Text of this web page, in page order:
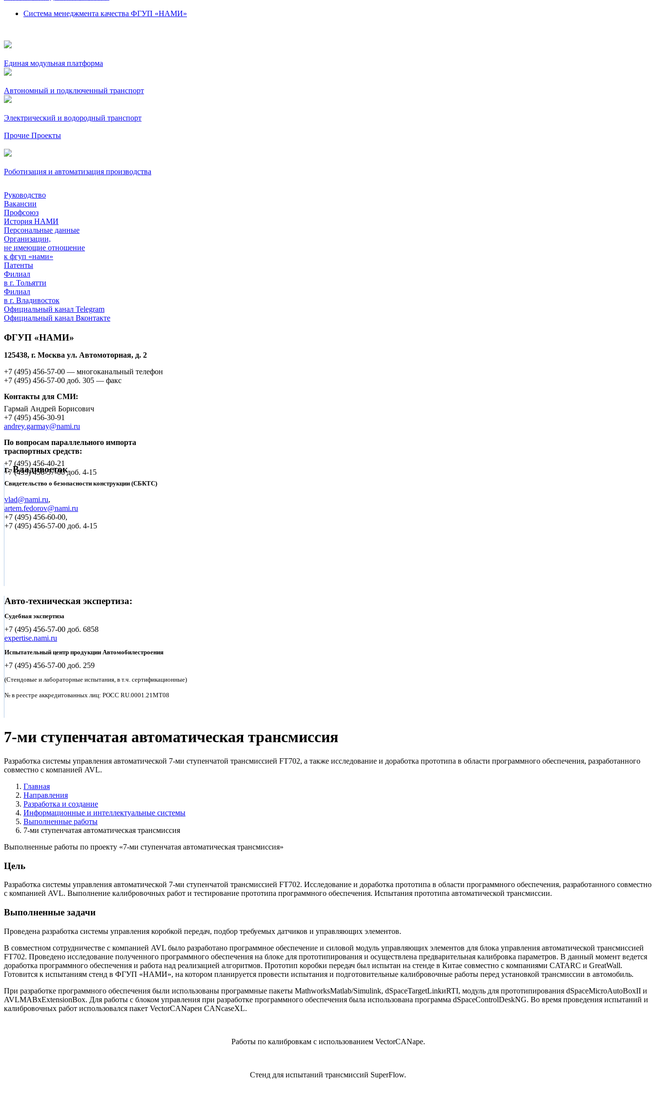
Система менеджмента качества ФГУП «НАМИ»
Единая модульная платформа
Автономный и подключенный транспорт
Электрический и водородный транспорт
Прочие Проекты
Роботизация и автоматизация производства
Руководство
Вакансии
Профсоюз
История НАМИ
Персональные данные
Организации,
не имеющие отношение
к фгуп «нами»
Патенты
Филиал
в г. Тольятти
Филиал
в г. Владивосток
Официальный канал Telegram
Официальный канал Вконтакте
ФГУП «НАМИ»
125438, г. Москва ул. Автомоторная, д. 2
+7 (495) 456-57-00 — многоканальный телефон
+7 (495) 456-57-00 доб. 305 — факс
Контакты для СМИ:
Гармай Андрей Борисович
+7 (495) 456-30-91
andrey.garmay@nami.ru
По вопросам параллельного импорта
траспортных средств:
+7 (495) 456-40-21
+7 (495)456-57-00 доб. 4-15
г. Владивосток
Свидетельство о безопасности конструкции (СБКТС)
vlad@nami.ru,
artem.fedorov@nami.ru
+7 (495) 456-60-00,
+7 (495) 456-57-00 доб. 4-15
Авто-техническая экспертиза:
Судебная экспертиза
+7 (495) 456-57-00 доб. 6858
expertise.nami.ru
Испытательный центр продукции Автомобилестроения
+7 (495) 456-57-00 доб. 259
(Стендовые и лабораторные испытания, в т.ч. сертификационные)
№ в реестре аккредитованных лиц: POCC RU.0001.21MT08
7-ми ступенчатая автоматическая трансмиссия
Разработка системы управления автоматической 7-ми ступенчатой трансмиссией FT702, а также исследование и доработка прототипа в области программного обеспечения, разработанного
совместно с компанией AVL.
Главная
Направления
Разработка и создание
Информационные и интеллектуальные системы
Выполненные работы
7-ми ступенчатая автоматическая трансмиссия
Выполненные работы по проекту «7-ми ступенчатая автоматическая трансмиссия»
Цель
Разработка системы управления автоматической 7-ми ступенчатой трансмиссией FT702. Исследование и доработка прототипа в области программного обеспечения, разработанного совместно
с компанией AVL. Выполнение калибровочных работ и тестирование прототипа программного обеспечения. Испытания прототипа автоматической трансмиссии.
Выполненные задачи
Проведена разработка системы управления коробкой передач, подбор требуемых датчиков и управляющих элементов.
В совместном сотрудничестве с компанией AVL было разработано программное обеспечение и силовой модуль управляющих элементов для блока управления автоматической трансмиссией
FT702. Проведено исследование полученного программного обеспечения на блоке для прототипирования и осуществлена предварительная калибровка параметров. В данный момент ведется
доработка программного обеспечения и работа над реализацией алгоритмов. Прототип коробки передач был испытан на стенде в Китае совместно с компаниями CATARC и GreatWall.
Готовится к испытаниям стенд в ФГУП «НАМИ», на котором планируется провести испытания и подготовительные калибровочные работы перед установкой трансмиссии в автомобиль.
При разработке программного обеспечения были использованы программные пакеты MathworksMatlab/Simulink, dSpaceTargetLinkиRTI, модуль для прототипирования dSpaceMicroAutoBoxII и
AVLMABxExtensionBox. Для работы с блоком управления при разработке программного обеспечения была использована программа dSpaceControlDeskNG. Во время проведения испытаний и
калибровочных работ использовался пакет VectorCANapeи CANcaseXL.
Работы по калибровкам с использованием VectorCANape.
Стенд для испытаний трансмиссий SuperFlow.